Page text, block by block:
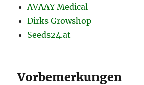
AVAAY Medical
Dirks Growshop
Seeds24.at
Vorbemerkungen